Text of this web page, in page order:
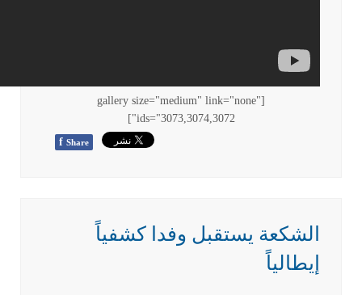
[gallery size="medium" link="none"
ids="3073,3074,3072"]
f Share
الشكعة يستقبل وفدا كشفياً
إيطالياً